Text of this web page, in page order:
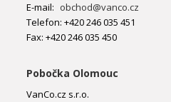
E-mail: obchod@vanco.cz
Telefon: +420 246 035 451
Fax: +420 246 035 450
Pobočka Olomouc
VanCo.cz s.r.o.